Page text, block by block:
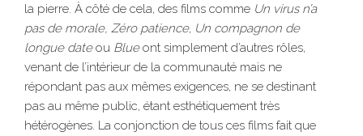
la pierre. À côté de cela, des films comme Un virus n’a
pas de morale, Zéro patience, Un compagnon de
longue dateou Blueont simplement d’autres rôles,
venant de l’intérieur de la communauté mais ne
répondant pas aux mêmes exigences, ne se destinant
pas au même public, étant esthétiquement très
hétérogènes. La conjonction de tous ces films fait que